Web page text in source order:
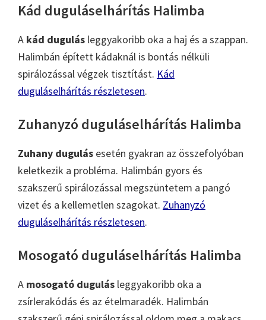
Kád duguláselhárítás Halimba
A kád dugulás leggyakoribb oka a haj és a szappan.
Halimbán épített kádaknál is bontás nélküli
spirálozással végzek tisztítást. Kád
duguláselhárítás részletesen.
Zuhanyzó duguláselhárítás Halimba
Zuhany dugulás esetén gyakran az összefolyóban
keletkezik a probléma. Halimbán gyors és
szakszerű spirálozással megszüntetem a pangó
vizet és a kellemetlen szagokat. Zuhanyzó
duguláselhárítás részletesen.
Mosogató duguláselhárítás Halimba
A mosogató dugulás leggyakoribb oka a
zsírlerakódás és az ételmaradék. Halimbán